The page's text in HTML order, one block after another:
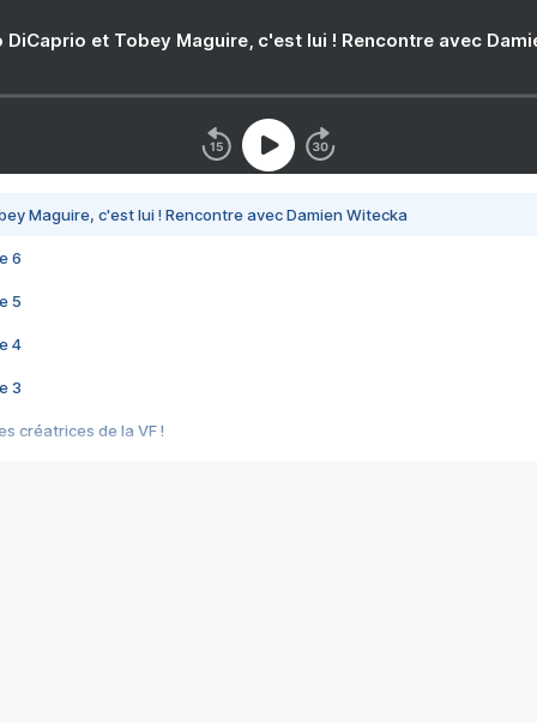
DiCaprio et Tobey Maguire, c'est lui ! Rencontre avec
Maguire, c'est lui ! Rencontre avec Damien Witecka
6
5
4
3
créatrices de la VF !